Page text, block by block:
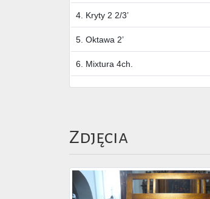
4. Kryty 2 2/3’
5. Oktawa 2’
6. Mixtura 4ch.
Zdjęcia